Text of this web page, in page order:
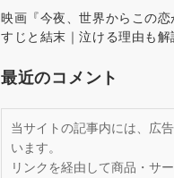
映画『今夜、世界からこの
すじと結末｜泣ける理由も解
最近のコメント
当サイトの記事内には、広
います。
リンクを経由して商品・サ